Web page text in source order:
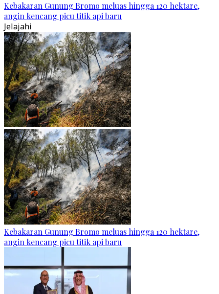
Kebakaran Gunung Bromo meluas hingga 120 hektare,
angin kencang picu titik api baru
Jelajahi
Kebakaran Gunung Bromo meluas hingga 120 hektare,
angin kencang picu titik api baru